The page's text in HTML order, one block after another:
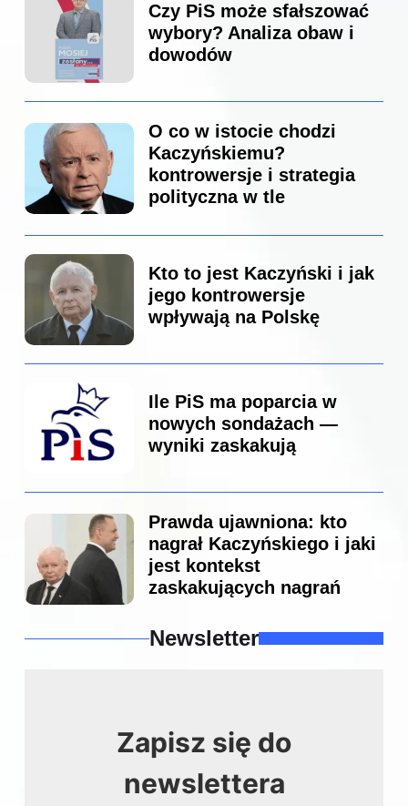
Czy PiS może sfałszować
wybory? Analiza obaw i
dowodów
O co w istocie chodzi
Kaczyńskiemu?
kontrowersje i strategia
polityczna w tle
Kto to jest Kaczyński i jak
jego kontrowersje
wpływają na Polskę
Ile PiS ma poparcia w
nowych sondażach —
wyniki zaskakują
Prawda ujawniona: kto
nagrał Kaczyńskiego i jaki
jest kontekst
zaskakujących nagrań
Newsletter
Zapisz się do
newslettera